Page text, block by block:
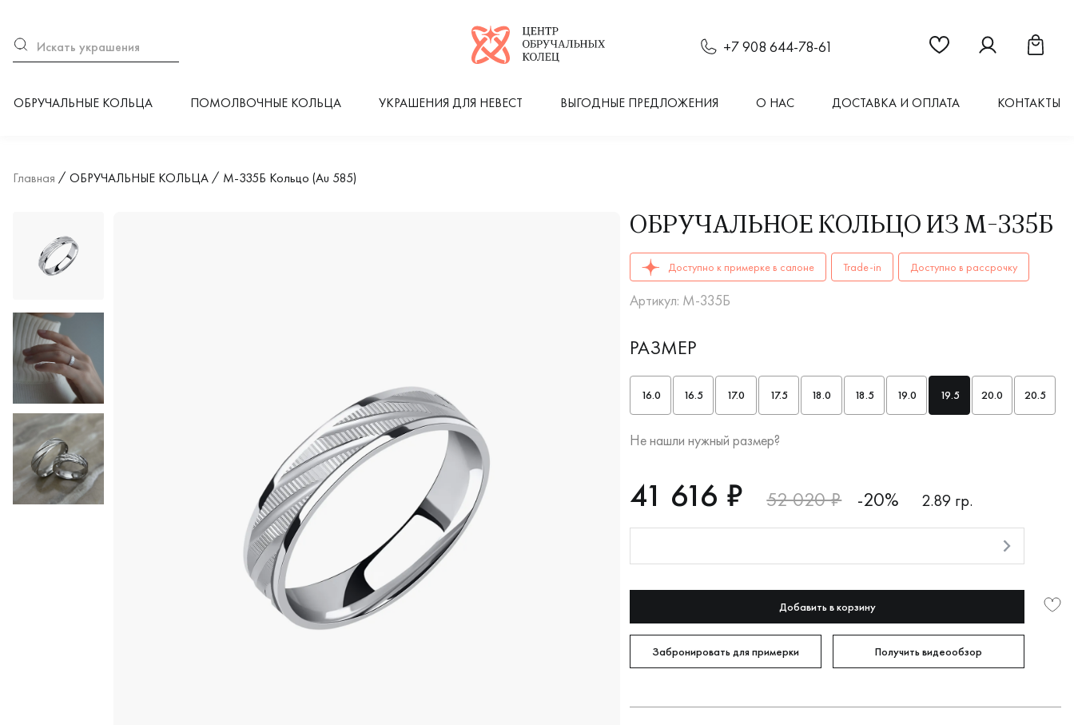
Логотип компании
+7 908 644-78-61 Ссылка на страницу
Ссылка наСсылка
ОБРУЧАЛЬНЫЕ КОЛЬЦА ПОМОЛВОЧНЫЕ КОЛЬЦА УКРАШЕНИЯ ДЛЯ НЕВЕСТ ВЫГОДНЫЕ ПРЕДЛОЖЕНИЯ О НАС ДОСТАВКА И ОПЛАТА КОНТАКТЫ
Главная ОБРУЧАЛЬНЫЕ КОЛЬЦА М-335Б Кольцо (Au 585)
ОБРУЧАЛЬНОЕ КОЛЬЦО ИЗ М-335Б
ОБРУЧАЛЬНЫЕ КОЛЬЦАМ-335Бкупить в Иркутске. ✔️ Высокое качество!
Доступно к примерке в салоне Trade-in Доступно в рассрочку
Артикул: М-335Б
РАЗМЕР
16.0 16.5 17.0 17.5 18.0 18.5 19.0 19.5 20.0 20.5
Не нашли нужный размер?
RUB
41616
41 616 ₽ 52 020 ₽ -20% 2.89 гр.
Добавить в корзину
Забронировать для примерки Получить видеообзор